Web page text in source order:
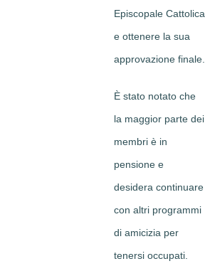
Episcopale Cattolica
e ottenere la sua
approvazione finale.
È stato notato che
la maggior parte dei
membri è in
pensione e
desidera continuare
con altri programmi
di amicizia per
tenersi occupati.